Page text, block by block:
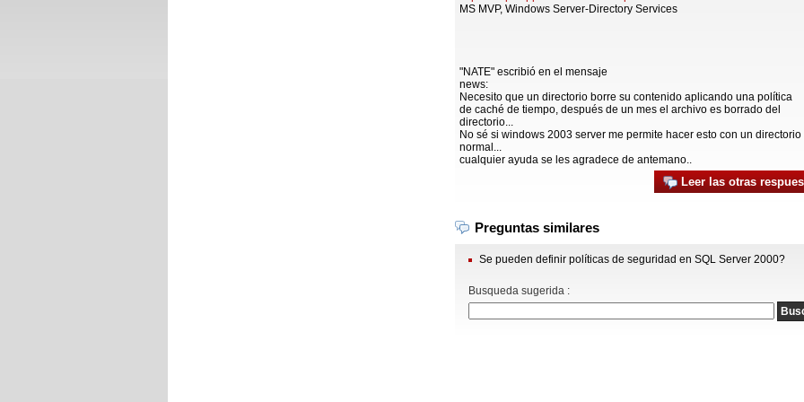
MS MVP, Windows Server-Directory Services
"NATE" escribió en el mensaje
news:
Necesito que un directorio borre su contenido aplicando una política
de caché de tiempo, después de un mes el archivo es borrado del
directorio...
No sé si windows 2003 server me permite hacer esto con un directorio
normal...
cualquier ayuda se les agradece de antemano..
Leer las otras
Preguntas similares
Se pueden definir políticas de seguridad en SQL Server 2000?
Busqueda sugerida :